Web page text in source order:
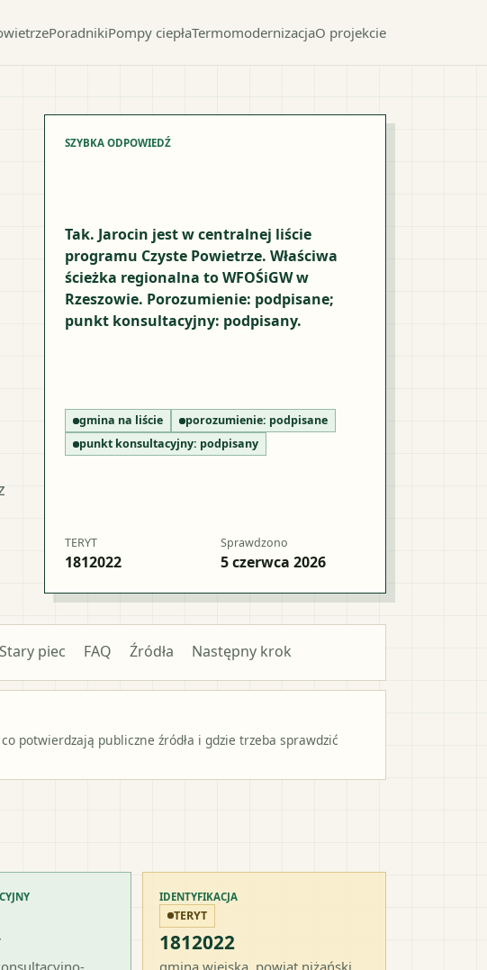
PoradnikiPompy ciepłaTermomodernizacjaO projekcie
SZYBKA ODPOWIEDŹ
Tak. Jarocin jest w centralnej liście
programu Czyste Powietrze. Właściwa
ścieżka regionalna to WFOŚiGW w
Rzeszowie. Porozumienie: podpisane;
punkt konsultacyjny: podpisany.
gmina na liście porozumienie: podpisane
punkt konsultacyjny: podpisany
TERYT
1812022
Sprawdzono
5 czerwca 2026
Stary piec FAQ Źródła Następny krok
potwierdzają publiczne źródła i gdzie trzeba sprawdzić
IDENTYFIKACJA
TERYT
1812022
gmina wiejska, powiat niżański.